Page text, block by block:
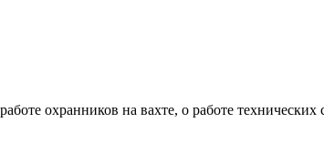
охранников на вахте, о работе